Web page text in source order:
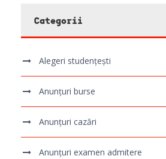
Categorii
Alegeri studențești
Anunțuri burse
Anunțuri cazări
Anunțuri examen admitere